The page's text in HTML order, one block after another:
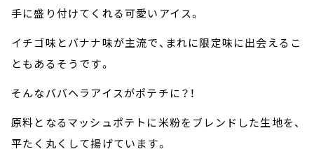
手に盛り付けてくれる可愛いアイス。
イチゴ味とバナナ味が主流で、まれに限定味に出会えるこ
ともあるそうです。
そんなババヘラアイスがポテチに？！
原料となるマッシュポテトに米粉をブレンドした生地を、
平たく丸くして揚げています。